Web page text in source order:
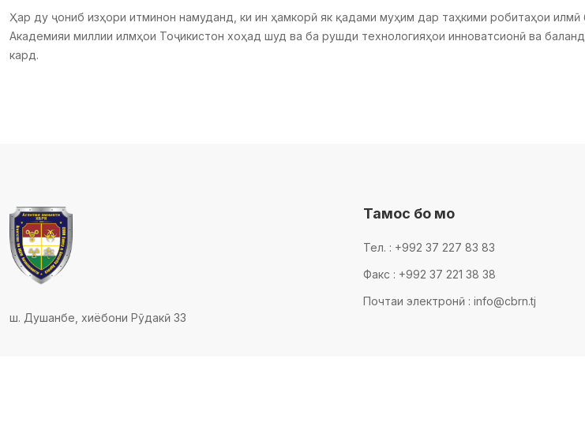
Ҳар ду ҷониб изҳори итминон намуданд, ки ин ҳамкорӣ як қадами муҳим дар таҳкими робитаҳои илмӣ
Академияи миллии илмҳои Тоҷикистон хоҳад шуд ва ба рушди технологияҳои инноватсионӣ ва
кард.
ш. Душанбе, хиёбони Рӯдакӣ 33
Тамос бо мо
Тел. : +992 37 227 83 83
Факс : +992 37 221 38 38
Почтаи электронӣ : info@cbrn.tj